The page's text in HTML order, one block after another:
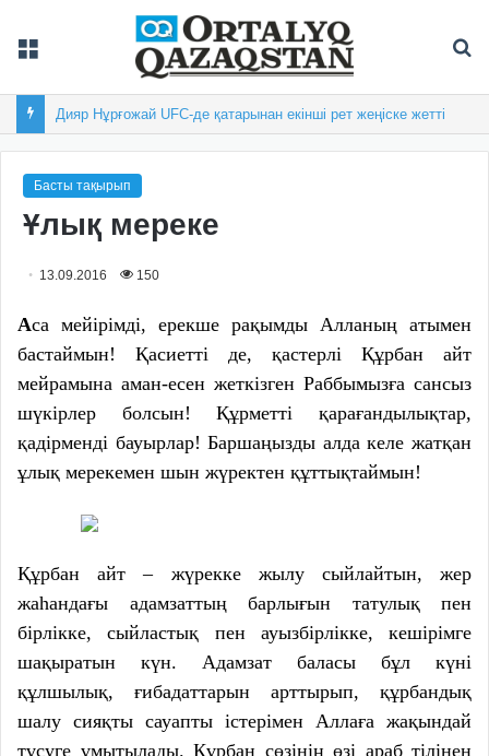
Дияр Нұрғожай UFC-де қатарынан екінші рет жеңіске жетті
Басты тақырып
Ұлық мереке
13.09.2016 150
Аса мейірімді, ерекше рақымды Алланың атымен
бастаймын! Қасиетті де, қастерлі Құрбан айт
мейрамына аман-есен жеткізген Раббымызға сансыз
шүкірлер болсын! Құрметті қарағандылықтар,
қадірменді бауырлар! Баршаңызды алда келе жатқан
ұлық мерекемен шын жүректен құттықтаймын!
Құрбан айт – жүрекке жылу сыйлайтын, жер
жаһандағы адамзаттың барлығын татулық пен
бірлікке, сыйластық пен ауызбірлікке, кешірімге
шақыратын күн. Адамзат баласы бұл күні
құлшылық, ғибадаттарын арттырып, құрбандық
шалу сияқты сауапты істерімен Аллаға жақындай
түсуге ұмытылады. Құрбан сөзінің өзі араб тілінен